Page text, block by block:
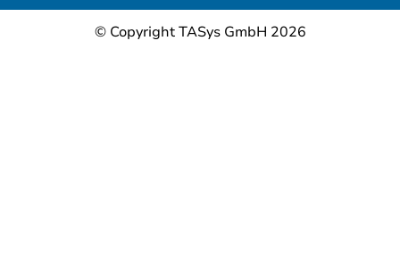
© Copyright TASys GmbH 2026